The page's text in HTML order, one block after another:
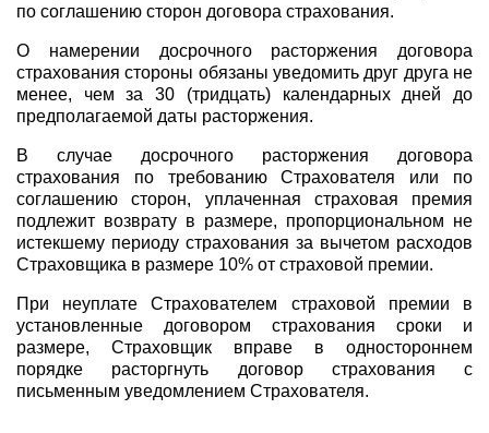
по соглашению сторон договора страхования.
О намерении досрочного расторжения договора
страхования стороны обязаны уведомить друг друга не
менее, чем за 30 (тридцать) календарных дней до
предполагаемой даты расторжения.
В случае досрочного расторжения договора
страхования по требованию Страхователя или по
соглашению сторон, уплаченная страховая премия
подлежит возврату в размере, пропорциональном не
истекшему периоду страхования за вычетом расходов
Страховщика в размере 10% от страховой премии.
При неуплате Страхователем страховой премии в
установленные договором страхования сроки и
размере, Страховщик вправе в одностороннем
порядке расторгнуть договор страхования с
письменным уведомлением Страхователя.